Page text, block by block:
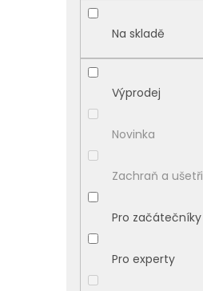
Na skladě
Výprodej
Novinka
Zachraň a ušetři
Pro začátečníky
Pro experty